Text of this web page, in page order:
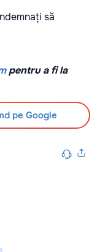
să
pentru a fi la
pe Google